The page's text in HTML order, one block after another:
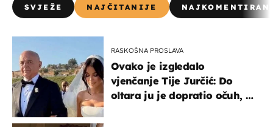
SVJEŽE NAJČITANIJE
RASKOŠNA PROSLAVA
Ovako je izgledalo
vjenčanje Tije Jurčić: Do
oltara ju je dopratio očuh, a